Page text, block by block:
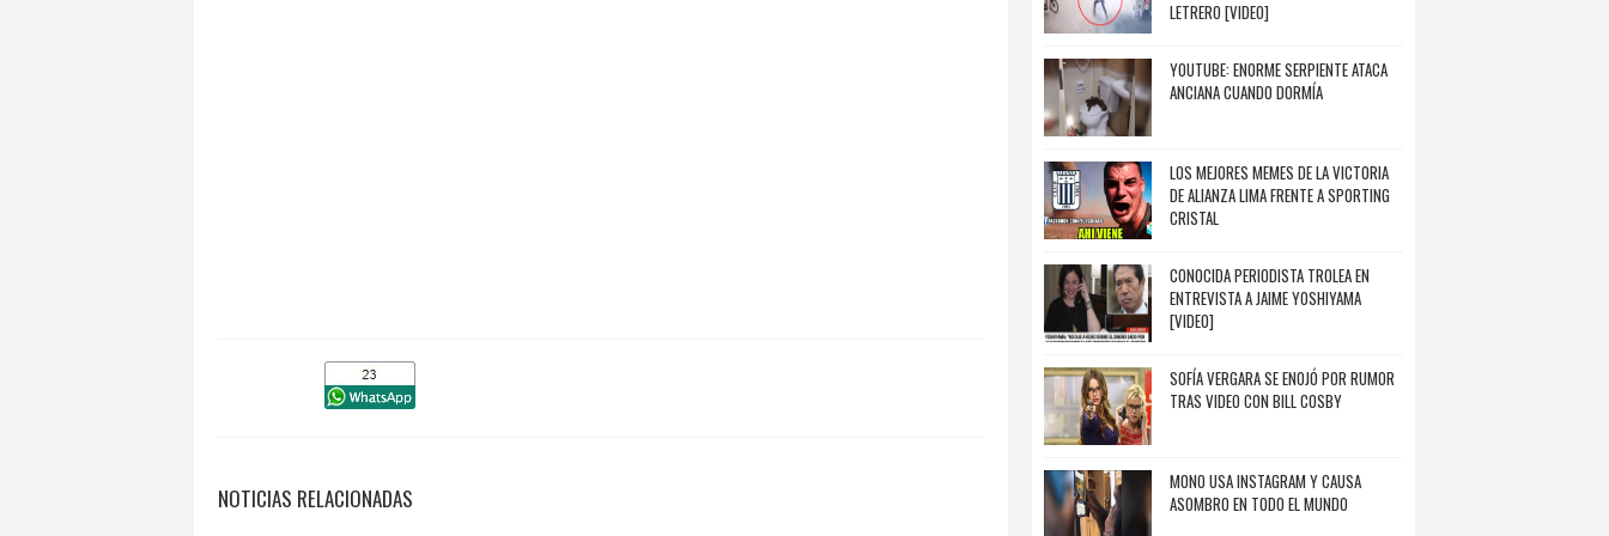
NOTICIAS RELACIONADAS
LETRERO [VIDEO]
YOUTUBE: ENORME SERPIENTE ATACA
ANCIANA CUANDO DORMÍA
LOS MEJORES MEMES DE LA VICTORIA
DE ALIANZA LIMA FRENTE A SPORTING
CRISTAL
CONOCIDA PERIODISTA TROLEA EN
ENTREVISTA A JAIME YOSHIYAMA
[VIDEO]
SOFÍA VERGARA SE ENOJÓ POR RUMOR
TRAS VIDEO CON BILL COSBY
MONO USA INSTAGRAM Y CAUSA
ASOMBRO EN TODO EL MUNDO